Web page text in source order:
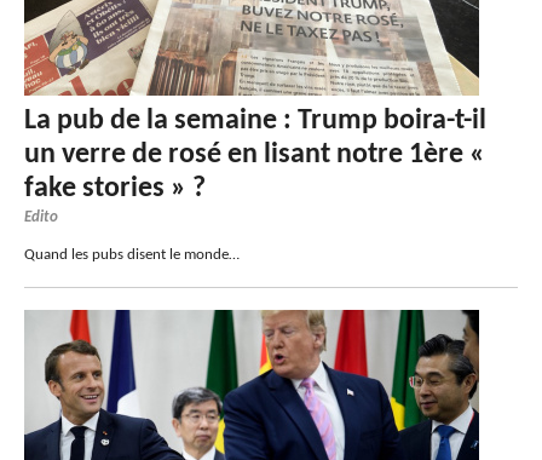
La pub de la semaine : Trump boira-t-il
un verre de rosé en lisant notre 1ère «
fake stories » ?
Edito
Quand les pubs disent le monde…